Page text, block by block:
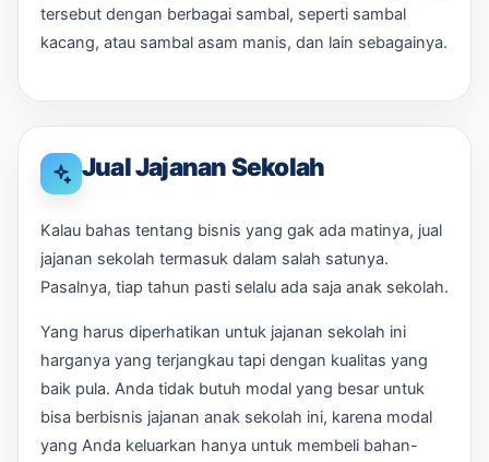
tersebut dengan berbagai sambal, seperti sambal
kacang, atau sambal asam manis, dan lain sebagainya.
Jual Jajanan Sekolah
Kalau bahas tentang bisnis yang gak ada matinya, jual
jajanan sekolah termasuk dalam salah satunya.
Pasalnya, tiap tahun pasti selalu ada saja anak sekolah.
Yang harus diperhatikan untuk jajanan sekolah ini
harganya yang terjangkau tapi dengan kualitas yang
baik pula. Anda tidak butuh modal yang besar untuk
bisa berbisnis jajanan anak sekolah ini, karena modal
yang Anda keluarkan hanya untuk membeli bahan-